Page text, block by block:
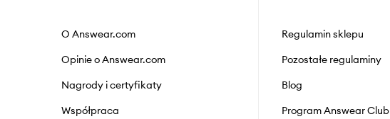
O Answear.com
Opinie o Answear.com
Nagrody i certyfikaty
Współpraca
Regulamin sklepu
Pozostałe regulaminy
Blog
Program Answear Club